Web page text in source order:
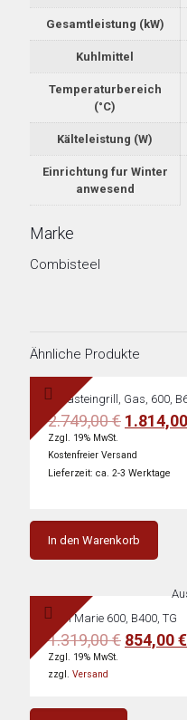
Gesamtleistung (kW)
Kuhlmittel
Temperaturbereich
(°C)
Kälteleistung (W)
Einrichtung fur Winter
anwesend
Marke
Combisteel
Ähnliche Produkte
Lavasteingrill, Gas, 600,
2.749,00€
war:
2.749,00 €
1.814,00
Zzgl. 19% MwSt.
Kostenfreier Versand
Lieferzeit: ca. 2-3 Werktage
In den Warenkorb
Bain Marie 600, B400, TG
1.319,00€ 854,00€
Zzgl. 19% MwSt.
zzgl. Versand